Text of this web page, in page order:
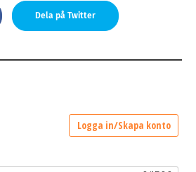
Dela på Twitter